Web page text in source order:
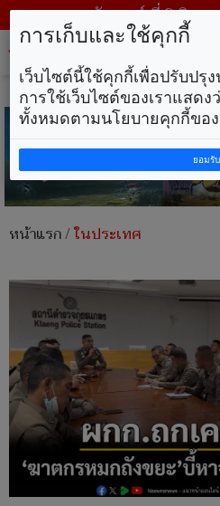
วันเสาร์ ที่ 8 สิงห
หน้าแรก/ในประเทศ
การเก็บและใช้คุกกี้
เว็บไซต์นี้ใช้คุกกี้เพื่อปรับปรุ
การใช้เว็บไซต์ของเราแสด
ทั้งหมดตามนโยบายคุกกี้ของ
ยอมรับ